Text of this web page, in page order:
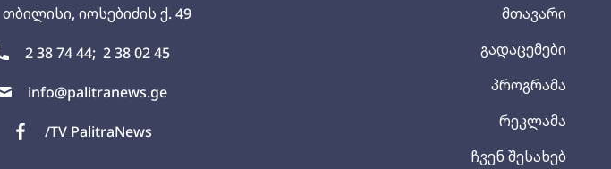
თბილისი, იოსებიძის ქ. 49
2 38 74 44; 2 38 02 45
info@palitranews.ge
/TV PalitraNews
მთავარი
გადაცემები
პროგრამა
რეკლამა
ჩვენ შესახებ